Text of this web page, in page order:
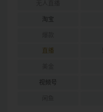
淘宝
直播
视频号